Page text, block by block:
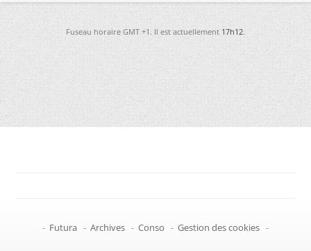
Fuseau horaire GMT +1. Il est actuellement17h12.
- Futura - Archives - Conso - Gestion des cookies -